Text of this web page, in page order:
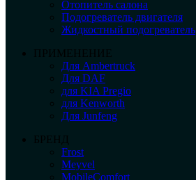
Отопитель салона
Подогреватель двигателя
Жидкостный подогреватель
ПРИМЕНЕНИЕ
Для Ambertruck
Для DAF
для KIA Pregio
для Kenworth
Для Junfeng
БРЕНД
Frost
Meyvel
MobileComfort